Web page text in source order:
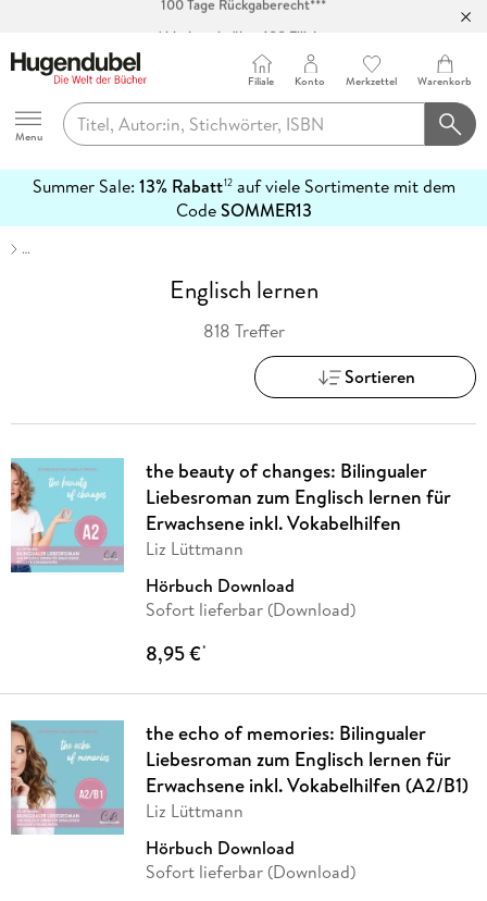
Abholung in über 100 Filialen
Hugendubel
Menu
Filiale Konto Merkzettel Warenkorb
Summer Sale: 13% Rabatt12auf viele Sortimente mit dem
CodeSOMMER13
erfahren
…
Englisch lernen
818 Treffer
Sortieren
the beauty of changes: Bilingualer
Liebesroman zum Englisch lernen für
Erwachsene inkl. Vokabelhilfen
Liz Lüttmann
Hörbuch Download
Sofort lieferbar (Download)
8,95 €*
the echo of memories: Bilingualer
Liebesroman zum Englisch lernen für
Erwachsene inkl. Vokabelhilfen (A2/B1)
Liz Lüttmann
Hörbuch Download
Sofort lieferbar (Download)